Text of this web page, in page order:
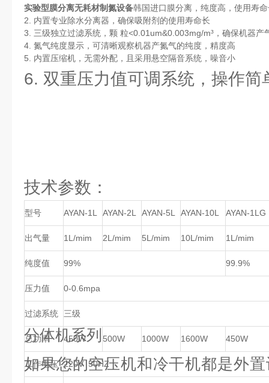
实验型膜分离无耗材制氮设备韩国进口膜分离，纯度高，使用寿
2. 内置专业除水分离器，确保吸附剂的使用寿命长
3. 三级独立过滤系统，颗 粒<0.01um&0.003mg/m³，确保机器产
4. 氮气纯度显示，可清晰观察机器产氮气的纯度，精度高
5. 内置压缩机，无需外配，且采用悬空隔音系统，噪音小
6. 双重压力值可调系统，操作简
技术参数：
型号 AYAN-1L AYAN-2L AYAN-5L AYAN-10L AYAN-1LG
出气量 1L/mim 2L/mim 5L/mim 10L/mim 1L/mim
纯度值 99% 99.9%
压力值 0-0.6mpa
过滤系统 三级
总功率 450W 500W 1000W 1600W 450W
工作电压 220V 50HZ
分体机系列
如果您的空压机和冷干机都是外